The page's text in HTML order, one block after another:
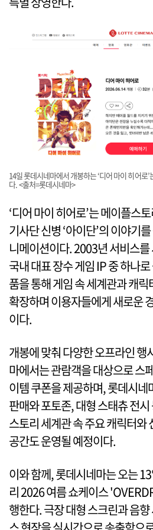
14일 롯데시네마에서 개봉하는 ‘디어 마이 히어로
다. <출처=롯데시네마>
‘디어 마이 히어로’는 메이플스
기사단 신병 ‘아이단’의 이야기
니메이션이다. 2003년 서비스
국내 대표 장수 게임 IP 중 하나
품을 통해 게임 속 세계관과 캐
확장하며 이용자들에게 새로운
이다.
개봉에 맞춰 다양한 오프라인
마에서는 관람객을 대상으로 스
이템 쿠폰을 제공하며, 롯데시
판매와 포토존, 대형 스태츄 전
스토리 세계관 속 주요 캐릭터와
공간도 운영될 예정이다.
이와 함께, 롯데시네마는 오는
리 2026 여름 쇼케이스
행한다. 극장 대형 스크린과 음